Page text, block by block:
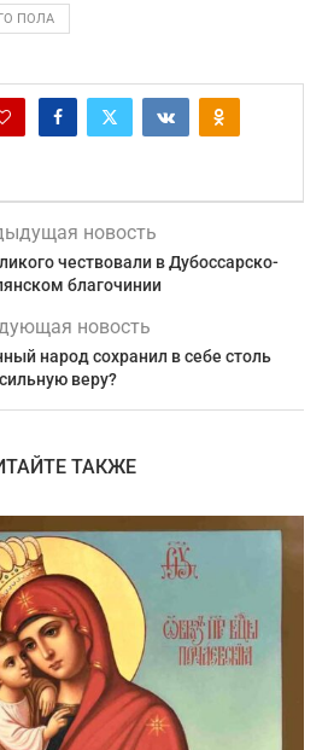
ПОЛА
новость
чествовали в Дубоссарско-
благочинии
новость
народ сохранил в себе столь
сильную веру?
ТАКЖЕ